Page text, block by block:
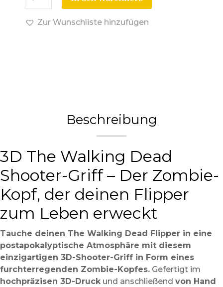
Zur Wunschliste hinzufügen
Beschreibung
3D The Walking Dead
Shooter-Griff – Der Zombie-
Kopf, der deinen Flipper
zum Leben erweckt
Tauche deinen The Walking Dead Flipper in eine
postapokalyptische Atmosphäre mit diesem
einzigartigen 3D-Shooter-Griff in Form eines
furchterregenden Zombie-Kopfes. Gefertigt im
hochpräzisen 3D-Druck und anschließend von Hand